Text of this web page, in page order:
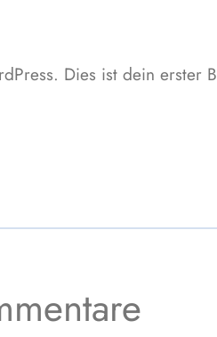
Dies ist dein erster